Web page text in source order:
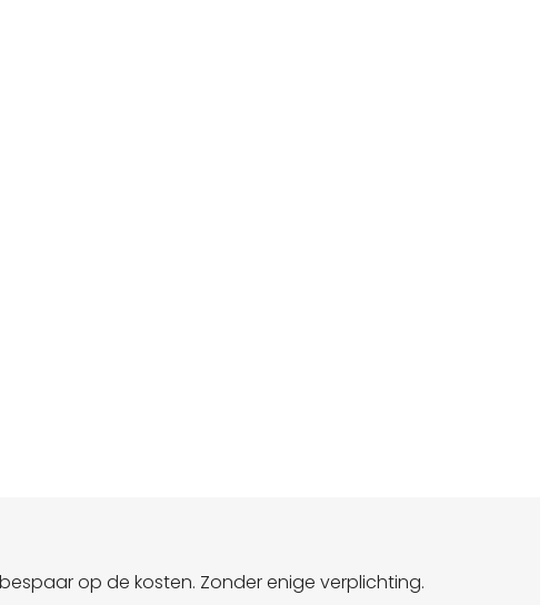
op de kosten. Zonder enige verplichting.